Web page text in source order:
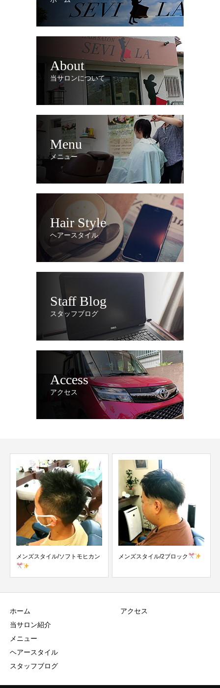
About
当サロンについて
Menu
メニュー
Hair Style
ヘアースタイル
Staff Blog
スタッフブログ
Access
アクセス
メンズスタイル/ソフトモヒカン メンズスタイル/2ブロック
ホーム
当サロン紹介
メニュー
ヘアースタイル
スタッフブログ
アクセス